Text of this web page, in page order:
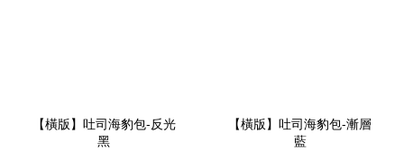
【橫版】吐司海豹包-反光
黑
【橫版】吐司海豹包-漸層
藍